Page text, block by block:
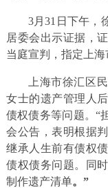
3月31日下午，
居委会出示证据，
当庭宣判，指定上海
上海市徐汇区
女士的遗产管理人
债权债务等问题。“
会公告，表明根据
继承人生前有债权
债权债务问题。同
制作遗产清单。”